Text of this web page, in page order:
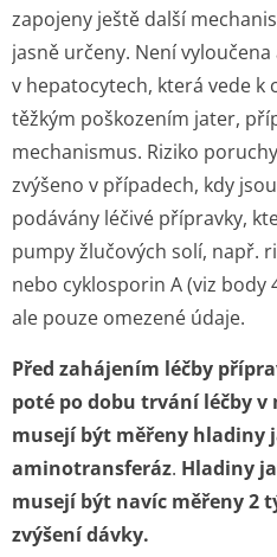
zapojeny ještě další
jasně určeny. Není
v hepatocytech, která vede k
těžkým poškozením jater,
mechanismus. Riziko
zvýšeno v případech, kdy
podávány léčivé přípravky,
pumpy žlučových solí, např.
nebo cyklosporin A (viz body
ale pouze omezené údaje.
Před zahájením léčby
poté po dobu trvání léčby
musejí být měřeny hladiny
aminotransferáz. Hladiny
musejí být navíc měřeny 2
zvýšení dávky.